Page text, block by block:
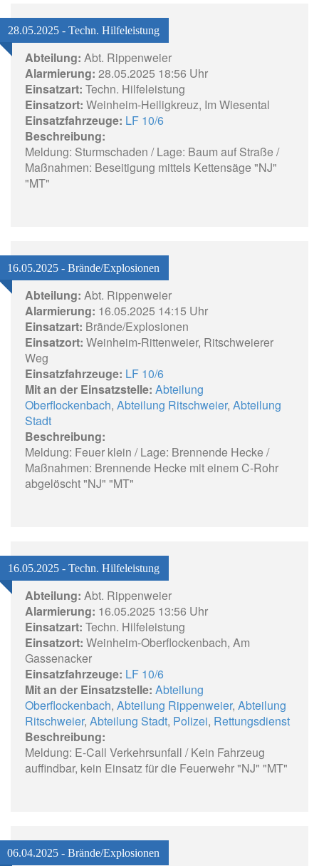
28.05.2025 - Techn. Hilfeleistung
Abteilung: Abt. Rippenweier
Alarmierung: 28.05.2025 18:56 Uhr
Einsatzart: Techn. Hilfeleistung
Einsatzort: Weinheim-Heiligkreuz, Im Wiesental
Einsatzfahrzeuge: LF 10/6
Beschreibung:
Meldung: Sturmschaden / Lage: Baum auf Straße /
Maßnahmen: Beseitigung mittels Kettensäge "NJ"
"MT"
16.05.2025 - Brände/Explosionen
Abteilung: Abt. Rippenweier
Alarmierung: 16.05.2025 14:15 Uhr
Einsatzart: Brände/Explosionen
Einsatzort: Weinheim-Rittenweier, Ritschweierer
Weg
Einsatzfahrzeuge: LF 10/6
Mit an der Einsatzstelle: Abteilung
Oberflockenbach, Abteilung Ritschweier, Abteilung
Stadt
Beschreibung:
Meldung: Feuer klein / Lage: Brennende Hecke /
Maßnahmen: Brennende Hecke mit einem C-Rohr
abgelöscht "NJ" "MT"
16.05.2025 - Techn. Hilfeleistung
Abteilung: Abt. Rippenweier
Alarmierung: 16.05.2025 13:56 Uhr
Einsatzart: Techn. Hilfeleistung
Einsatzort: Weinheim-Oberflockenbach, Am
Gassenacker
Einsatzfahrzeuge: LF 10/6
Mit an der Einsatzstelle: Abteilung
Oberflockenbach, Abteilung Rippenweier, Abteilung
Ritschweier, Abteilung Stadt, Polizei, Rettungsdienst
Beschreibung:
Meldung: E-Call Verkehrsunfall / Kein Fahrzeug
auffindbar, kein Einsatz für die Feuerwehr "NJ" "MT"
06.04.2025 - Brände/Explosionen